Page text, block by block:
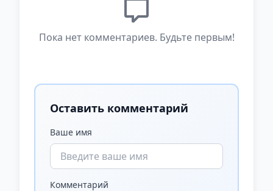
Пока нет комментариев. Будьте первым!
Оставить комментарий
Ваше имя
Комментарий